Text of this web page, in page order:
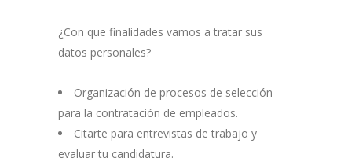
¿Con que finalidades vamos a tratar sus
datos personales?
Organización de procesos de selección
para la contratación de empleados.
Citarte para entrevistas de trabajo y
evaluar tu candidatura.